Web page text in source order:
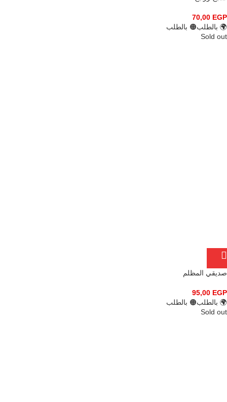
70,00 EGP
🌍 بالطلب🟠 بالطلب
Sold out
صديقي المظلم
95,00 EGP
🌍 بالطلب🟠 بالطلب
Sold out